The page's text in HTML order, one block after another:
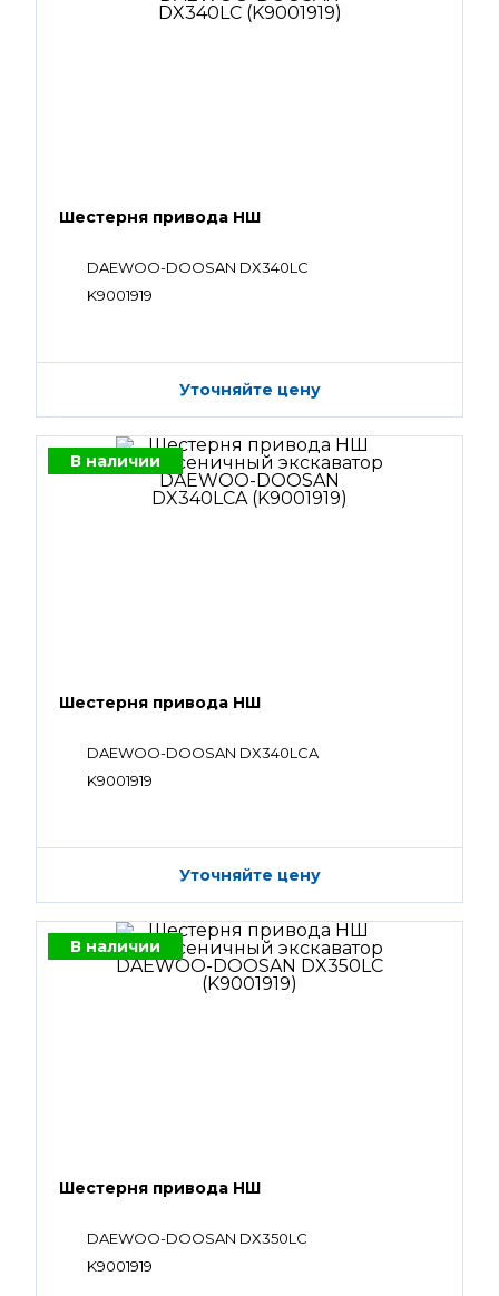
Шестерня привода НШ
DAEWOO-DOOSAN DX340LC
K9001919
Уточняйте цену
В наличии
Шестерня привода НШ
DAEWOO-DOOSAN DX340LCA
K9001919
Уточняйте цену
В наличии
Шестерня привода НШ
DAEWOO-DOOSAN DX350LC
K9001919